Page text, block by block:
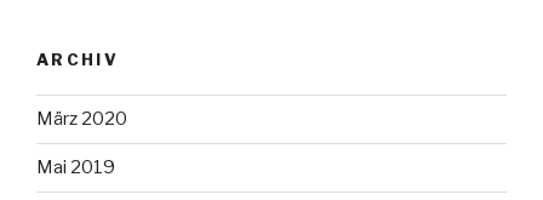
ARCHIV
März 2020
Mai 2019